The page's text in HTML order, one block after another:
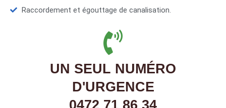
Raccordement et égouttage de canalisation.
UN SEUL NUMÉRO
D'URGENCE
0472 71 86 34